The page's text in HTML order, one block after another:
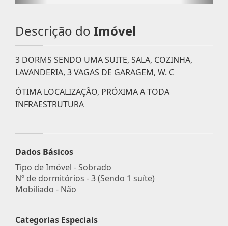
Descrição do Imóvel
3 DORMS SENDO UMA SUITE, SALA, COZINHA,
LAVANDERIA, 3 VAGAS DE GARAGEM, W. C
ÓTIMA LOCALIZAÇÃO, PRÓXIMA A TODA
INFRAESTRUTURA
Dados Básicos
Tipo de Imóvel - Sobrado
Nº de dormitórios - 3 (Sendo 1 suíte)
Mobiliado - Não
Categorias Especiais